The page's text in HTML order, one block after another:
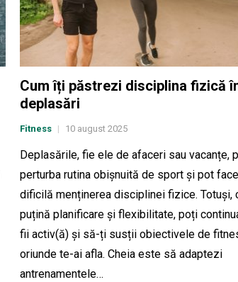
Cum îți păstrezi disciplina fizică
deplasări
Fitness | 10 august 2025
Deplasările, fie ele de afaceri sau vacanțe,
perturba rutina obișnuită de sport și pot face
dificilă menținerea disciplinei fizice. Totuși,
puțină planificare și flexibilitate, poți
fii activ(ă) și să-ți susții obiectivele de
oriunde te-ai afla. Cheia este să adaptezi
antrenamentele…